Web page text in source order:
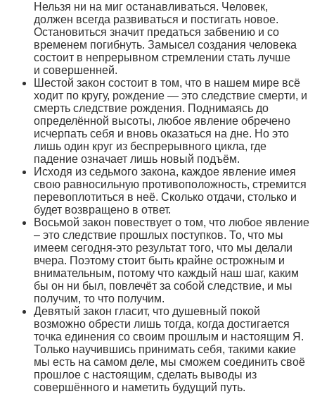
Нельзя ни на миг останавливаться. Человек,
должен всегда развиваться и постигать новое.
Остановиться значит предаться забвению и со
временем погибнуть. Замысел создания человека
состоит в непрерывном стремлении стать лучше
и совершенней.
Шестой закон состоит в том, что в нашем мире всё
ходит по кругу, рождение — это следствие смерти, и
смерть следствие рождения. Поднимаясь до
определённой высоты, любое явление обречено
исчерпать себя и вновь оказаться на дне. Но это
лишь один круг из беспрерывного цикла, где
падение означает лишь новый подъём.
Исходя из седьмого закона, каждое явление имея
свою равносильную противоположность, стремится
перевоплотиться в неё. Сколько отдачи, столько и
будет возвращено в ответ.
Восьмой закон повествует о том, что любое явление
– это следствие прошлых поступков. То, что мы
имеем сегодня-это результат того, что мы делали
вчера. Поэтому стоит быть крайне острожным и
внимательным, потому что каждый наш шаг, каким
бы он ни был, повлечёт за собой следствие, и мы
получим, то что получим.
Девятый закон гласит, что душевный покой
возможно обрести лишь тогда, когда достигается
точка единения со своим прошлым и настоящим Я.
Только научившись принимать себя, такими какие
мы есть на самом деле, мы сможем соединить своё
прошлое с настоящим, сделать выводы из
совершённого и наметить будущий путь.